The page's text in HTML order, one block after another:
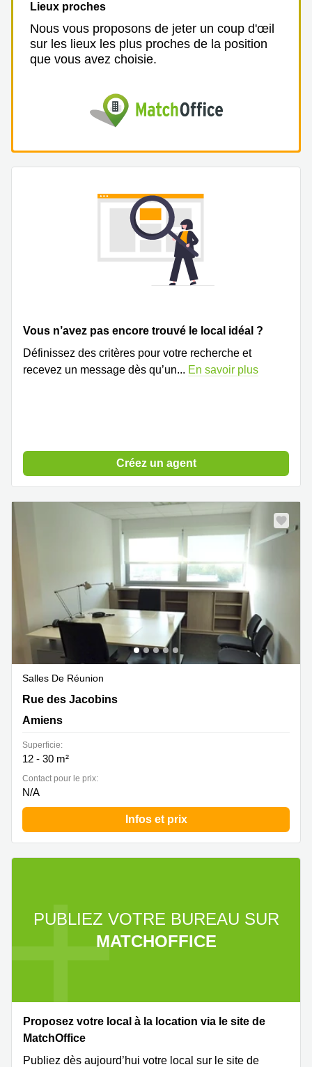
Lieux proches
Nous vous proposons de jeter un coup d'œil
sur les lieux les plus proches de la position
que vous avez choisie.
Vous n’avez pas encore trouvé le local idéal ?
Définissez des critères pour votre recherche et
recevez un message dès qu’un... En savoir plus
Créez un agent
Salles De Réunion
72 rue des Jacobins, Amiens
Rue des Jacobins
Amiens
Superficie:
12 - 30 m²
Contact pour le prix:
N/A
Infos et prix
PUBLIEZ VOTRE BUREAU SUR
MATCHOFFICE
Proposez votre local à la location via le site de
MatchOffice
Publiez dès aujourd’hui votre local sur le site de